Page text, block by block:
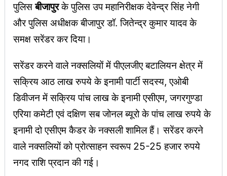
पुलिसबीजापुरके पुलिस उप महानिरीक्षक देवेन्द्र सिंह नेगी
और पुलिस अधीक्षक बीजापुर डॉ. जितेन्द्र कुमार यादव के
समक्ष सरेंडर कर दिया।
सरेंडर करने वाले नक्सलियों में पीएलजीए बटालियन क्षेत्र में
सक्रिय आठ लाख रुपये के इनामी पार्टी सदस्य, एओबी
डिवीजन में सक्रिय पांच लाख के इनामी एसीएम, जगरगुण्डा
एरिया कमेटी एवं दक्षिण सब जोनल ब्यूरो के पांच लाख रुपये के
इनामी दो एसीएम कैडर के नक्सली शामिल हैं। सरेंडर करने
वाले नक्सलियों को प्रोत्साहन स्वरूप 25-25 हजार रुपये
नगद राशि प्रदान की गई।